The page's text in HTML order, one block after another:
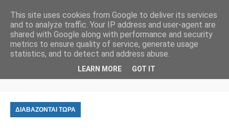
ΔΙΑΒΑΖΟΝΤΑΙ ΤΩΡΑ
This site uses cookies from Google to deliver its services
and to analyze traffic. Your IP address and user-agent are
shared with Google along with performance and security
metrics to ensure quality of service, generate usage
statistics, and to detect and address abuse.
LEARN MORE GOT IT